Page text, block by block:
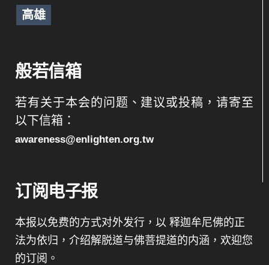
高雄
般若信箱
若有关于本会的问题、建议或投稿，请寄至
以下信箱：
awareness@enlighten.org.tw
订阅电子报
本报以免费的方式对外发行，以 释迦牟尼佛的正
法为依归，介绍解脱道与佛菩提道的内涵，欢迎您
的订阅。